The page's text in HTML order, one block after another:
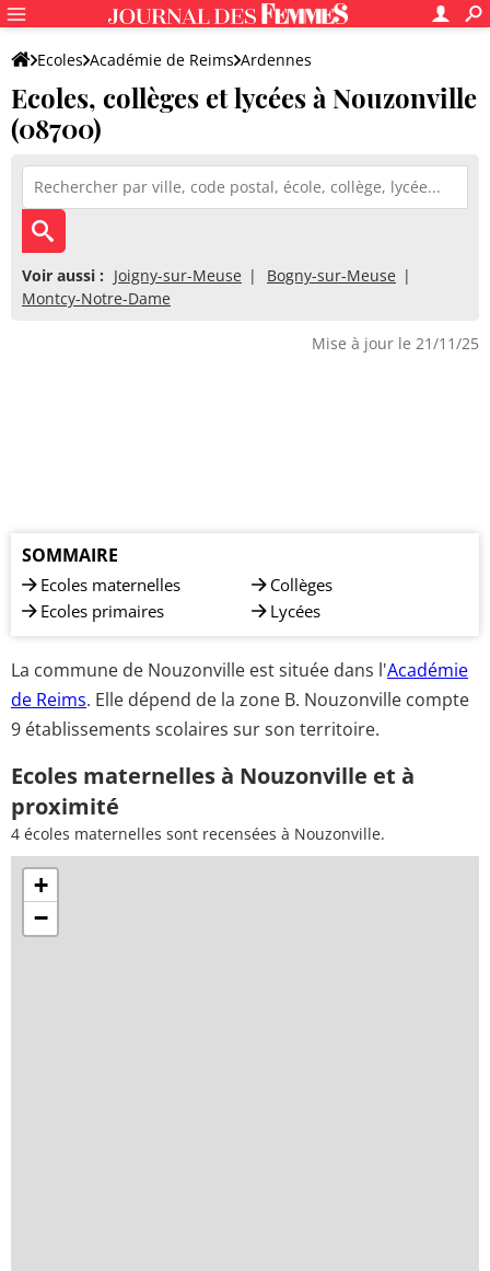
Ecoles Académie de Reims Ardennes
Ecoles, collèges et lycées à Nouzonville
(08700)
Voir aussi : Joigny-sur-Meuse
Bogny-sur-Meuse
Montcy-Notre-Dame
Mise à jour le 21/11/25
SOMMAIRE
Ecoles maternelles
Ecoles primaires
Collèges
Lycées
La commune de Nouzonville est située dans l'Académie
de Reims. Elle dépend de la zone B. Nouzonville compte
9 établissements scolaires sur son territoire.
Ecoles maternelles à Nouzonville et à
proximité
4 écoles maternelles sont recensées à Nouzonville.
+
−